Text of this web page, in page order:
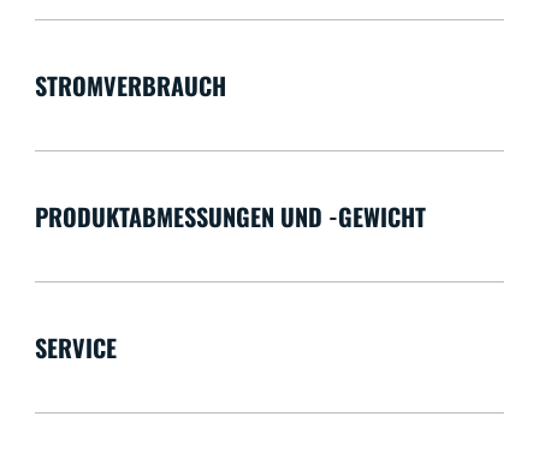
STROMVERBRAUCH
PRODUKTABMESSUNGEN UND -GEWICHT
SERVICE